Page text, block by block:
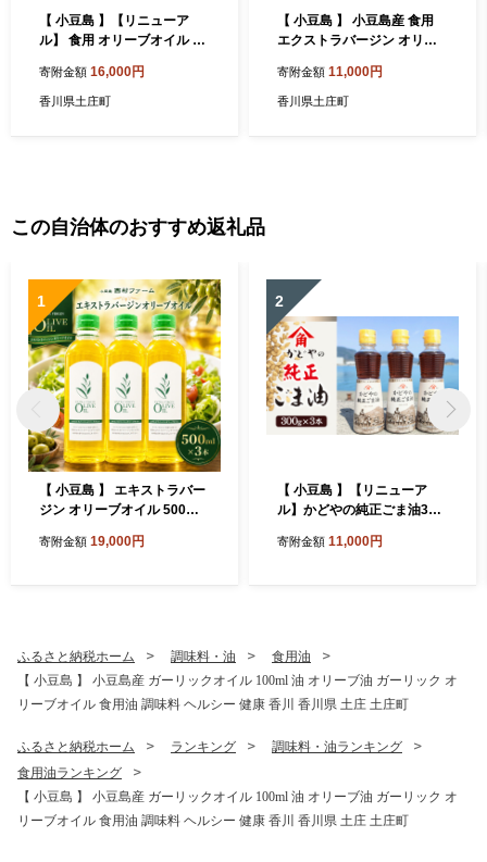
【 小豆島 】【リニューア
ル】 食用 オリーブオイル ギ
リーブ油 食用油 調味料 ヘル
シー 健康 オリーブ オイル 贈
寄附金額 16,000円
香川県土庄町
【 小豆島 】 小豆島産 食用
エクストラバージン オリー
ーブ オイル 油 オリーブ油 食
用油 調味料 ヘルシー 健康 香
寄附金額 11,000円
香川県土庄町
この自治体のおすすめ返礼品
1
【 小豆島 】 エキストラバー
ジン オリーブオイル 500ml
油 パスタ サラダ ドレッシン
で、予めご了承ください。
寄附金額 19,000円
2
【 小豆島 】【リニューア
ル】かどやの純正ごま油300
ジナルラベル 食用油 調味料
寄附金額 11,000円
ふるさと納税ホーム 調味料・油
食用油
【 小豆島 】 小豆島産 ガーリックオイル 100ml 油 オリーブ油 ガーリック オ
リーブオイル 食用油 調味料 ヘルシー 健康 香川 香川県 土庄 土庄町
ふるさと納税ホーム ランキング
調味料・油ランキング
食用油ランキング
【 小豆島 】 小豆島産 ガーリックオイル 100ml 油 オリーブ油 ガーリック オ
リーブオイル 食用油 調味料 ヘルシー 健康 香川 香川県 土庄 土庄町